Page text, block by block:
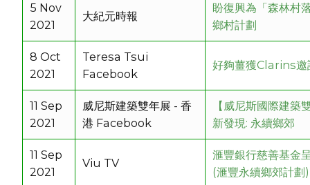
5 Nov
2021
大紀元時報
盼復興為「森林村
鄉村計劃
8 Oct
2021
Teresa Tsui
Facebook
好夠薑獲Clarins邀
11 Sep
2021
威尼斯建築雙年展 - 香
港 Facebook
【威尼斯國際建築
新發現: 永續鄉郊
11 Sep
2021
Viu TV
滙豐銀行慈善基金
(滙豐永續鄉郊計劃)